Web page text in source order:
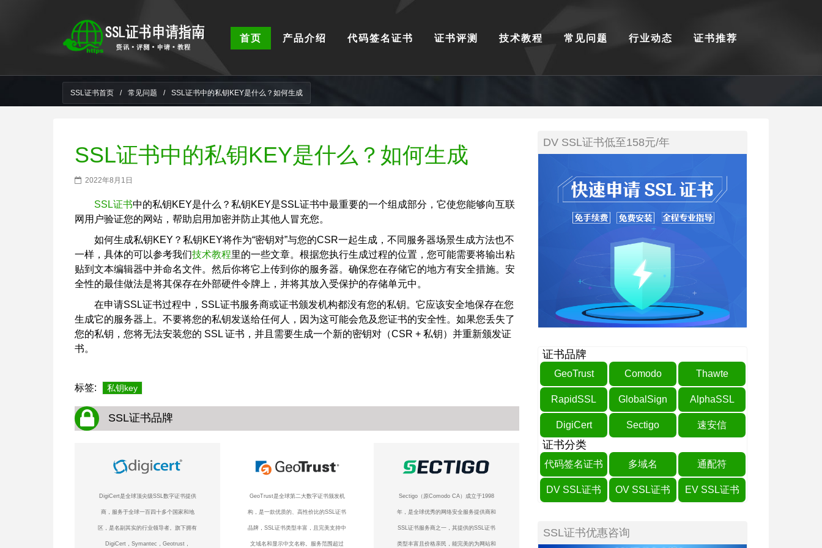
首页 产品介绍 代码签名证书 证书评测 技术教程 常见问题 行业动态 证书推荐
SSL证书首页 / 常见问题 / SSL证书中的私钥KEY是什么？如何生成
SSL证书中的私钥KEY是什么？如何生成
2022年8月1日
SSL证书中的私钥KEY是什么？私钥KEY是SSL证书中最重要的一个组成部分，它使您能够向互联
网用户验证您的网站，帮助启用加密并防止其他人冒充您。
如何生成私钥KEY？私钥KEY将作为“密钥对”与您的CSR一起生成，不同服务器场景生成方法也不
一样，具体的可以参考我们技术教程里的一些文章。根据您执行生成过程的位置，您可能需要将输出粘
贴到文本编辑器中并命名文件。然后你将它上传到你的服务器。确保您在存储它的地方有安全措施。安
全性的最佳做法是将其保存在外部硬件令牌上，并将其放入受保护的存储单元中。
在申请SSL证书过程中，SSL证书服务商或证书颁发机构都没有您的私钥。它应该安全地保存在您
生成它的服务器上。不要将您的私钥发送给任何人，因为这可能会危及您证书的安全性。如果您丢失了
您的私钥，您将无法安装您的 SSL 证书，并且需要生成一个新的密钥对（CSR + 私钥）并重新颁发证
书。
标签: 私钥key
SSL证书品牌
DigiCert是全球顶尖级SSL数字证书提供
商，服务于全球一百四十多个国家和地
区，是名副其实的行业领导者。旗下拥有
DigiCert，Symantec，Geotrust，
GeoTrust是全球第二大数字证书颁发机
构，是一款优质的、高性价比的SSL证书
品牌，SSL证书类型丰富，且完美支持中
文域名和显示中文名称。服务范围超过
Sectigo（原Comodo CA）成立于1998
年，是全球优秀的网络安全服务提供商和
SSL证书服务商之一，其提供的SSL证书
类型丰富且价格亲民，能完美的为网站和
DV SSL证书低至158元/年
证书品牌
GeoTrust Comodo Thawte
RapidSSL GlobalSign AlphaSSL
DigiCert Sectigo 速安信
证书分类
代码签名证书 多域名 通配符
DV SSL证书 OV SSL证书 EV SSL证书
SSL证书优惠咨询